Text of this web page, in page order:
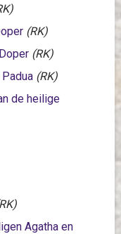
(RK)
(RK)
(RK)
de heilige
Agatha en